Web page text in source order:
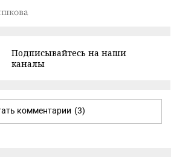
Подписывайтесь на наши
каналы
комментарии (3)